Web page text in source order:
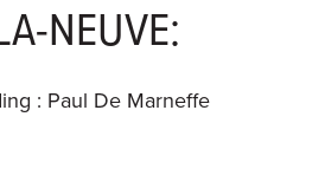
NEUVE:
: Paul De Marneffe